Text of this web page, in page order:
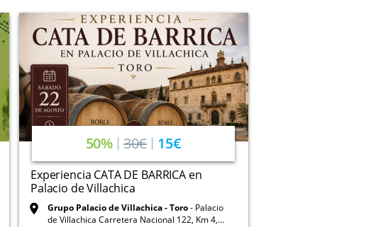
50% 30€ 15€
Experiencia CATA DE BARRICA en
Palacio de Villachica
Grupo Palacio de Villachica - Toro
Palacio
de Villachica Carretera Nacional 122, Km 4,